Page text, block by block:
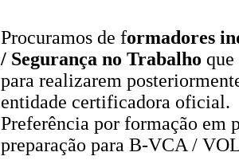
Procuramos de formadores
/ Segurança no Trabalho que
para realizarem
entidade certificadora oficial.
Preferência por formação em
preparação para B-VCA /